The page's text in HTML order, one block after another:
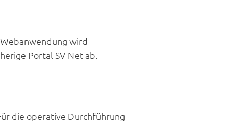
wird
Portal SV-Net ab.
die operative Durchführung